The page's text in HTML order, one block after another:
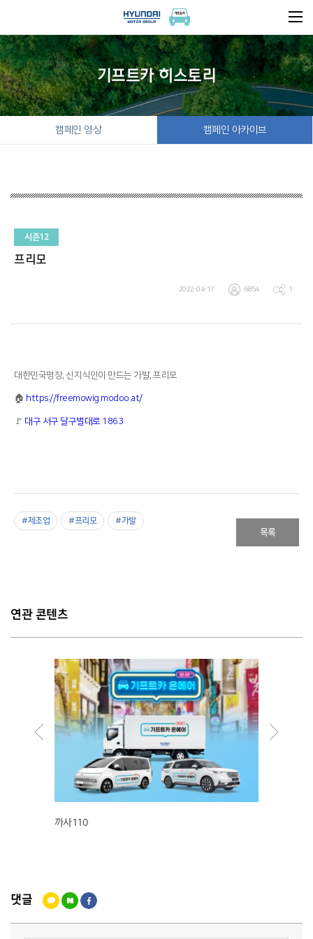
기프트카 히스토리
캠페인 영상 캠페인 아카이브
시즌12
프리모
2022-04-17 6854 1
대한민국명장, 신지식인이 만드는 가발, 프리모
🏠 https://freemowig.modoo.at/
🚩 대구 서구 달구벌대로 1863
#제조업 #프리모 #가발
목록
연관 콘텐츠
까사110
댓글